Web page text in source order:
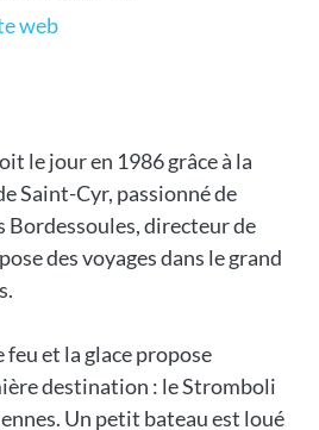
web
le jour en 1986 grâce à la
Saint-Cyr, passionné de
Bordessoules, directeur de
des voyages dans le grand
et la glace propose
destination : le Stromboli
Un petit bateau est loué